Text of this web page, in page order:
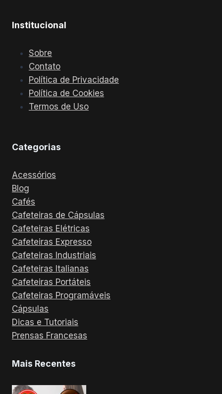
Institucional
Sobre
Contato
Política de Privacidade
Política de Cookies
Termos de Uso
Categorias
Acessórios
Blog
Cafés
Cafeteiras de Cápsulas
Cafeteiras Elétricas
Cafeteiras Expresso
Cafeteiras Industriais
Cafeteiras Italianas
Cafeteiras Portáteis
Cafeteiras Programáveis
Cápsulas
Dicas e Tutoriais
Prensas Francesas
Mais Recentes